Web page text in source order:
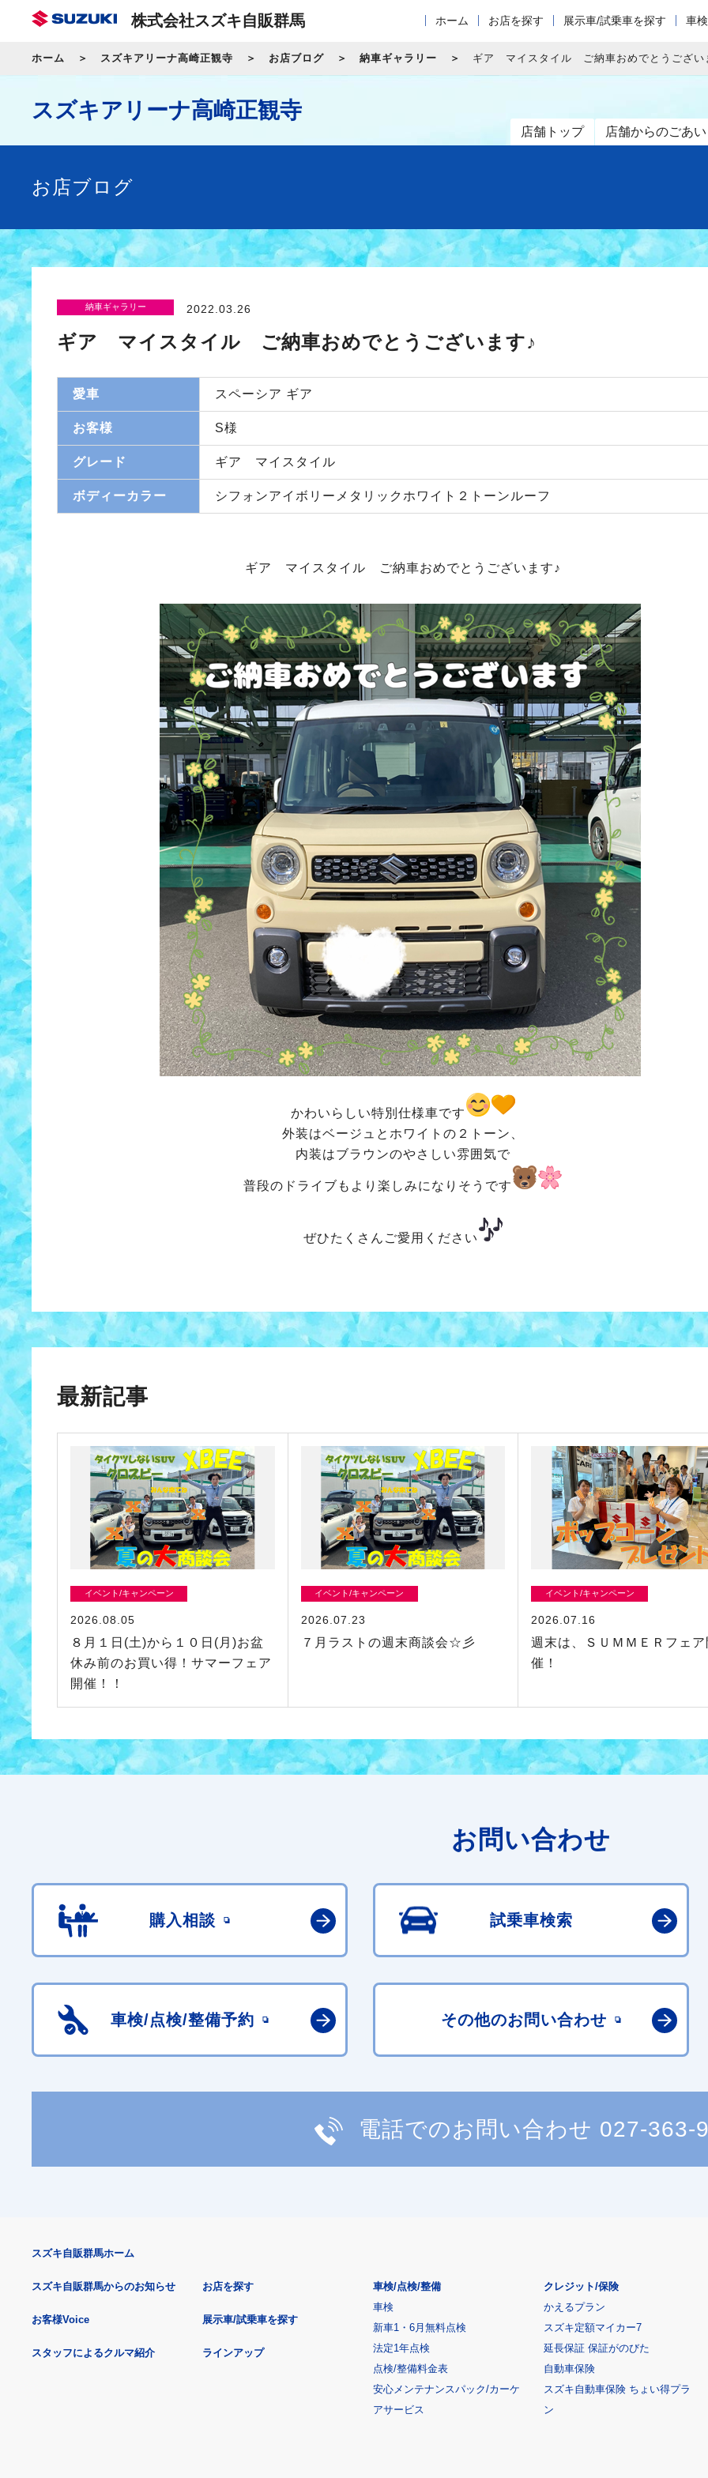
株式会社スズキ自販群馬 ホーム お店を探す 展示車/試乗車を探す 車
ホーム スズキアリーナ高崎正観寺 お店ブログ 納車ギャラリー ギア マイスタイル ご納車おめでとうござい
スズキアリーナ高崎正観寺
店舗トップ 店舗からのごあ
お店ブログ
納車ギャラリー 2022.03.26
ギア マイスタイル ご納車おめでとうございます♪
愛車 スペーシア ギア
お客様 S様
グレード ギア マイスタイル
ボディーカラー シフォンアイボリーメタリックホワイト２トーンルーフ
ギア マイスタイル ご納車おめでとうございます♪
かわいらしい特別仕様車です
外装はベージュとホワイトの２トーン、
内装はブラウンのやさしい雰囲気で
普段のドライブもより 楽しみになりそうです
ぜひたくさんご愛用ください
最新記事
イベント/キャンペーン
2026.08.05
８月１日(土)から１０日(月)お盆
休み前のお買い得！サマーフェア
開催！！
イベント/キャンペーン
2026.07.23
７月ラストの週末商談会☆彡
イベント/キャンペーン
2026.07.16
週末は、ＳＵＭＭＥＲフェ
催！
お問い合わせ
購入相談 試乗車検索
車検/点検/整備予約 その他のお問い合わせ
電話でのお問い合わせ 027-363-
スズキ自販群馬ホーム
スズキ自販群馬からのお知らせ
お客様Voice
スタッフによるクルマ紹介
お店を探す
展示車/試乗車を探す
ラインアップ
車検/点検/整備
車検
新車1・6月無料点検
法定1年点検
点検/整備料金表
安心メンテナンスパック/カーケ
アサービス
クレジット/保険
かえるプラン
スズキ定額マイカー7
延長保証 保証がのびた
自動車保険
スズキ自動車保険 ちょい得プラ
ン